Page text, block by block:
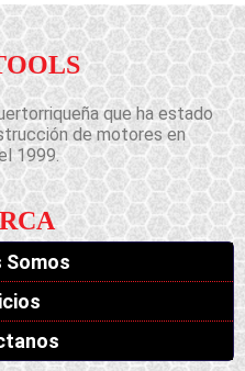
que ha estado
de motores en
1999.
Somos